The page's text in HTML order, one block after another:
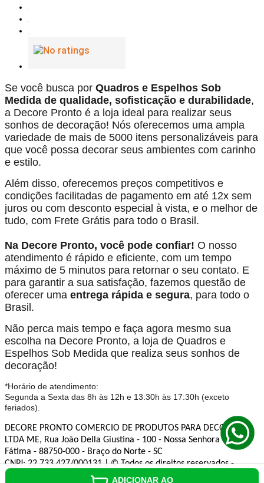
Se você busca por Quadros e Espelhos Sob
Medida de qualidade, sofisticação e durabilidade,
a Decore Pronto é a loja ideal para realizar seus
sonhos de decoração! Nós oferecemos uma ampla
variedade de mais de 5000 itens personalizáveis para
que você possa decorar seus ambientes com carinho
e estilo.
Além disso, oferecemos preços competitivos e
condições facilitadas de pagamento em até 12x sem
juros ou com desconto especial à vista, e o melhor de
tudo, com Frete Grátis para todo o Brasil.
Na Decore Pronto, você pode confiar! O nosso
atendimento é rápido e eficiente, com um tempo
máximo de 5 minutos para retornar o seu contato. E
para garantir a sua satisfação, fazemos questão de
oferecer uma entrega rápida e segura, para todo o
Brasil.
Não perca mais tempo e faça agora mesmo sua
escolha na Decore Pronto, a loja de Quadros e
Espelhos Sob Medida que realiza seus sonhos de
decoração!
*Horário de atendimento:
Segunda a Sexta das 8h às 12h e 13:30h às 17:30h (exceto
feriados).
DECORE PRONTO COMERCIO DE PRODUTOS PARA DECORACAO
LTDA ME, Rua João Della Giustina - 100 - Nossa Senhora de
Fátima - 88750-000 - Braço do Norte - SC
CNPJ: 22.733.427/000131 | © Todos os direitos reservados -
Decore Pronto - 2026
ADICIONAR AO